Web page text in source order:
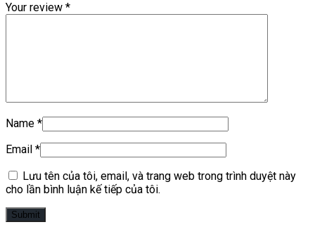
Your review *
Name *
Email *
Lưu tên của tôi, email, và trang web trong trình duyệt này
cho lần bình luận kế tiếp của tôi.